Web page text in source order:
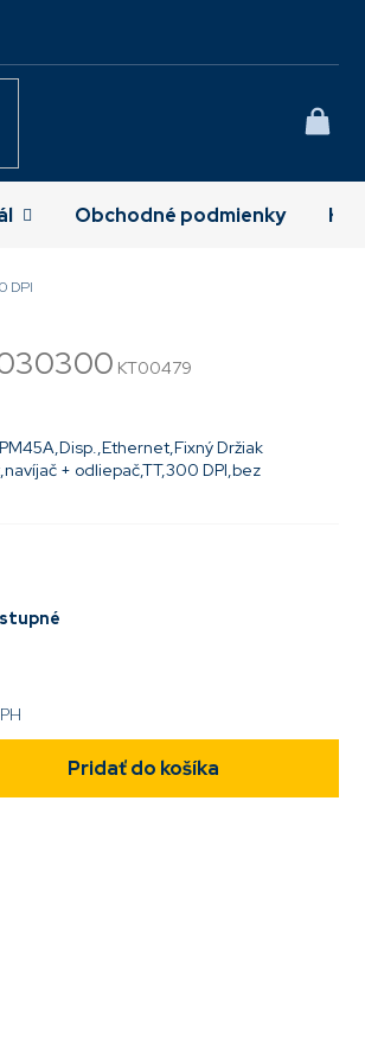
Obchodné podmienky
DPI
KT00479
Pridať do košíka
Držiak
+ odliepač,TT,300 DPI,bez